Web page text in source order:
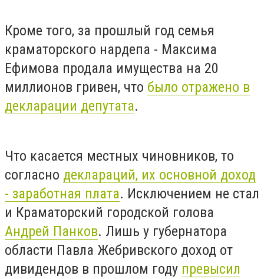
Кроме того, за прошлый год семья
краматорского нардепа - Максима
Ефимова продала имущества на 20
миллионов гривен, что было отражено в
декларации депутата.
Что касается местных чиновников, то
согласно деклараций, их основной доход
- заработная плата. Исключением не стал
и Краматорский городской голова
Андрей Панков. Лишь у губернатора
области Павла Жебривского доход от
дивидендов в прошлом году превысил